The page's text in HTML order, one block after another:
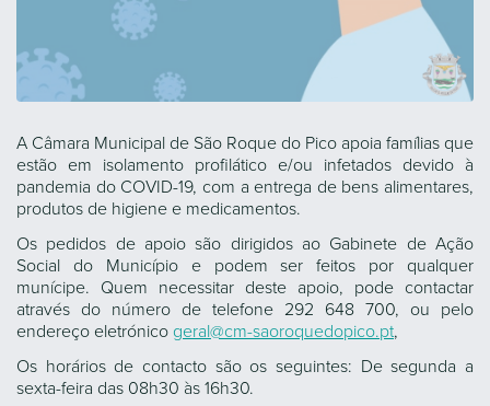
A Câmara Municipal de São Roque do Pico apoia famílias que
estão em isolamento profilático e/ou infetados devido à
pandemia do COVID-19, com a entrega de bens alimentares,
produtos de higiene e medicamentos.
Os pedidos de apoio são dirigidos ao Gabinete de Ação
Social do Município e podem ser feitos por qualquer
munícipe. Quem necessitar deste apoio, pode contactar
através do número de telefone 292 648 700, ou pelo
endereço eletrónico geral@cm-saoroquedopico.pt,
Os horários de contacto são os seguintes: De segunda a
sexta-feira das 08h30 às 16h30.